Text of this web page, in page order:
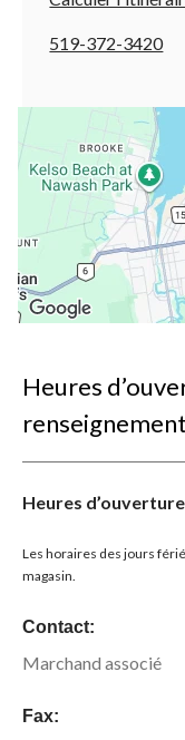
519-372-3420
Heures
Heures d’ouverture
Les horaires des jours
magasin.
Contact:
Marchand associé
Fax: